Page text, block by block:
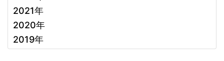
2021年
2020年
2019年